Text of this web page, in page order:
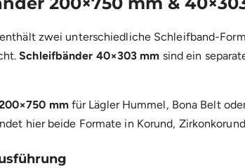
zwei unterschiedliche Schleifband-
Schleifbänder 40×303 mm sind ein
mmfür Lägler Hummel, Bona Belt
hier beide Formate in Korund,